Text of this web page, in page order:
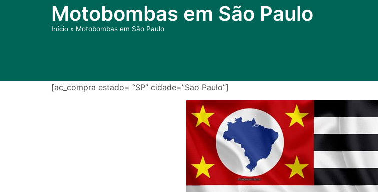
Motobombas em São Paulo
Início » Motobombas em São Paulo
[ac_compra estado= “SP” cidade=”Sao Paulo”]